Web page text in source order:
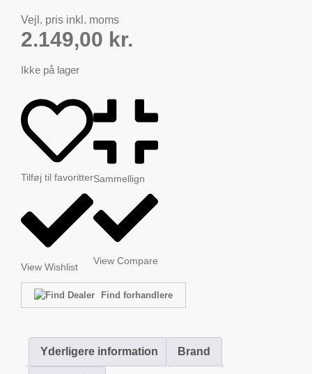
Vejl. pris inkl. moms
2.149,00 kr.
Ikke på lager
Tilføj til favoritter
View Wishlist
Sammellign
View Compare
Find forhandlere
Yderligere information Brand